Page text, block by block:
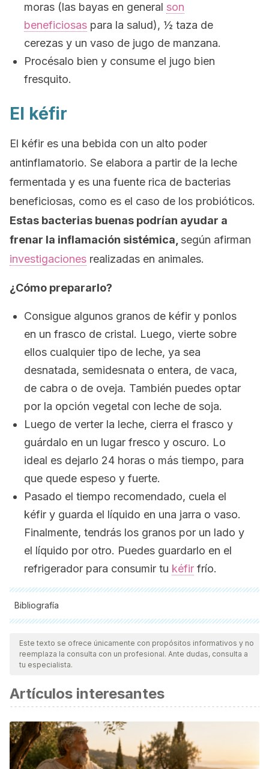
moras (las bayas en general son
beneficiosas para la salud), ½ taza de
cerezas y un vaso de jugo de manzana.
Procésalo bien y consume el jugo bien
fresquito.
El kéfir
El kéfir es una bebida con un alto poder
antinflamatorio. Se elabora a partir de la leche
fermentada y es una fuente rica de bacterias
beneficiosas, como es el caso de los probióticos.
Estas bacterias buenas podrían ayudar a
frenar la inflamación sistémica, según afirman
investigaciones realizadas en animales.
¿Cómo prepararlo?
Consigue algunos granos de kéfir y ponlos
en un frasco de cristal. Luego, vierte sobre
ellos cualquier tipo de leche, ya sea
desnatada, semidesnata o entera, de vaca,
de cabra o de oveja. También puedes optar
por la opción vegetal con leche de soja.
Luego de verter la leche, cierra el frasco y
guárdalo en un lugar fresco y oscuro. Lo
ideal es dejarlo 24 horas o más tiempo, para
que quede espeso y fuerte.
Pasado el tiempo recomendado, cuela el
kéfir y guarda el líquido en una jarra o vaso.
Finalmente, tendrás los granos por un lado y
el líquido por otro. Puedes guardarlo en el
refrigerador para consumir tu kéfir frío.
Bibliografía
Todas las fuentes citadas fueron revisadas a profundidad por
nuestro equipo, para asegurar su calidad, confiabilidad,
vigencia y validez.La bibliografía de este artículo fue
científica.
De Oliveira Leite AM, et al. (2013). Microbiological,
technological and therapeutic properties of kefir: a natural
probiotic beverage. scielo.br/scielo.php?
script=sci_arttext&pid=S1517-
Este texto se ofrece únicamente con propósitos informativos y no
reemplaza la consulta con un profesional. Ante dudas, consulta a
tu especialista.
Artículos interesantes